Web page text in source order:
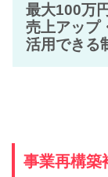
最大100万
売上アップ
活用できる
事業再構築